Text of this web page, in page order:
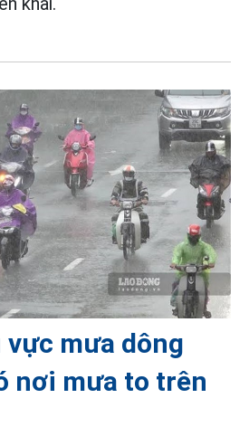
vực mưa dông
nơi mưa to trên